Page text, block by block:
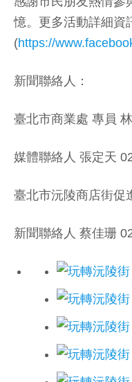
憶。更多活動詳細資
(https://
新聞聯絡人：
臺北市商業處 專員
媒體聯絡人 張定天
臺北市沅陵商店街促
新聞聯絡人 蔡佳珊